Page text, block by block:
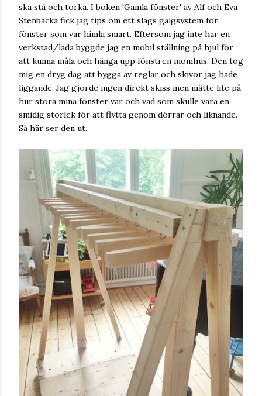
ska stå och torka. I boken 'Gamla fönster' av Alf och Eva
Stenbacka fick jag tips om ett slags galgsystem för
fönster som var himla smart. Eftersom jag inte har en
verkstad/lada byggde jag en mobil ställning på hjul för
att kunna måla och hänga upp fönstren inomhus. Den tog
mig en dryg dag att bygga av reglar och skivor jag hade
liggande. Jag gjorde ingen direkt skiss men mätte lite på
hur stora mina fönster var och vad som skulle vara en
smidig storlek för att flytta genom dörrar och liknande.
Så här ser den ut.